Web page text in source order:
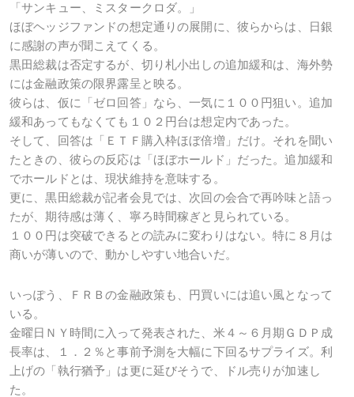
「サンキュー、ミスタークロダ。」
ほぼヘッジファンドの想定通りの展開に、彼らからは、日銀
に感謝の声が聞こえてくる。
黒田総裁は否定するが、切り札小出しの追加緩和は、海外勢
には金融政策の限界露呈と映る。
彼らは、仮に「ゼロ回答」なら、一気に１００円狙い。追加
緩和あってもなくても１０２円台は想定内であった。
そして、回答は「ＥＴＦ購入枠ほぼ倍増」だけ。それを聞い
たときの、彼らの反応は「ほぼホールド」だった。追加緩和
でホールドとは、現状維持を意味する。
更に、黒田総裁が記者会見では、次回の会合で再吟味と語っ
たが、期待感は薄く、寧ろ時間稼ぎと見られている。
１００円は突破できるとの読みに変わりはない。特に８月は
商いが薄いので、動かしやすい地合いだ。
いっぽう、ＦＲＢの金融政策も、円買いには追い風となって
いる。
金曜日ＮＹ時間に入って発表された、米４～６月期ＧＤＰ成
長率は、１．２％と事前予測を大幅に下回るサプライズ。利
上げの「執行猶予」は更に延びそうで、ドル売りが加速し
た。